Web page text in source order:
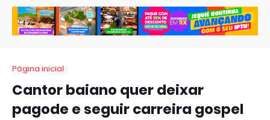
Página inicial
Cantor baiano quer deixar
pagode e seguir carreira gospel